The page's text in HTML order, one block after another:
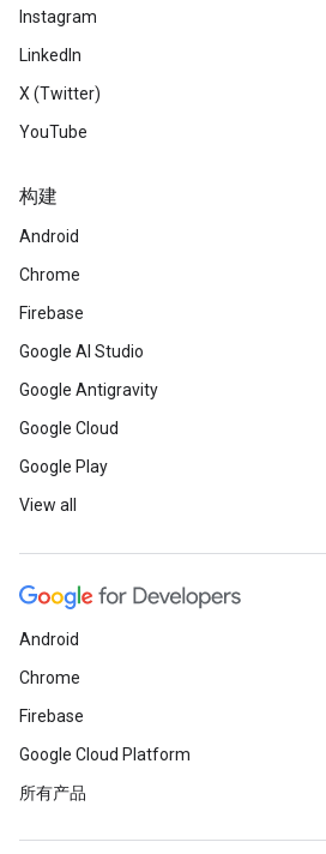
Instagram
LinkedIn
X (Twitter)
YouTube
构建
Android
Chrome
Firebase
Google AI Studio
Google Antigravity
Google Cloud
Google Play
View all
Android
Chrome
Firebase
Google Cloud Platform
所有产品